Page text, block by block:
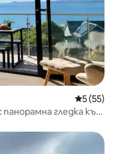
Средна
5 (55)
панорамна гледка към